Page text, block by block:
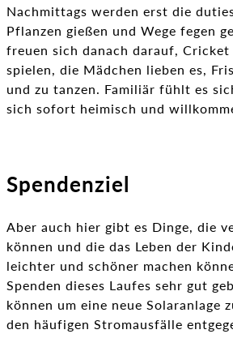
Nachmittags werden erst die
Pflanzen gießen und Wege fegen
freuen sich danach darauf, Cricket
spielen, die Mädchen lieben es,
und zu tanzen. Familiär fühlt es
sich sofort heimisch und
Spendenziel
Aber auch hier gibt es Dinge, die
können und die das Leben der
leichter und schöner machen
Spenden dieses Laufes sehr gut
können um eine neue Solaranlage
den häufigen Stromausfälle